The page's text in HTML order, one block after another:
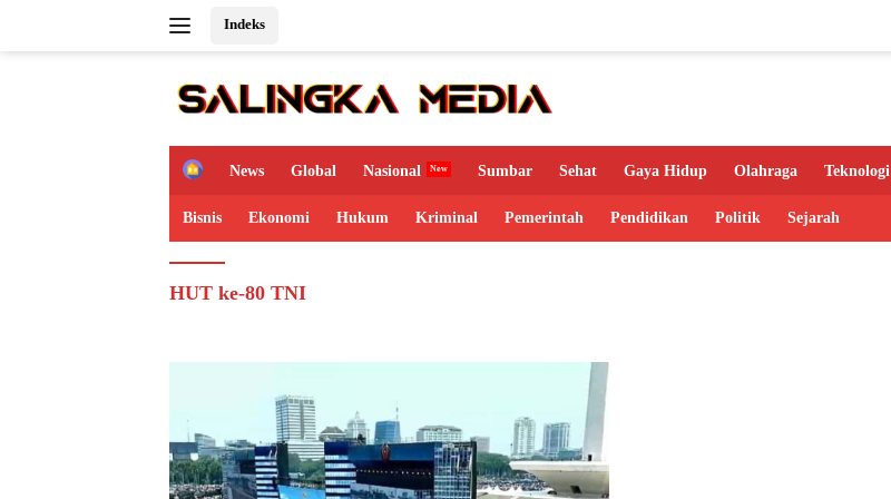
Indeks
H
m
e
News Global Nasional Sumbar Sehat Gaya Hidup Olahraga Teknologi
Bisnis Ekonomi Hukum Kriminal Pemerintah Pendidikan Politik Sejarah
HUT ke-80 TNI